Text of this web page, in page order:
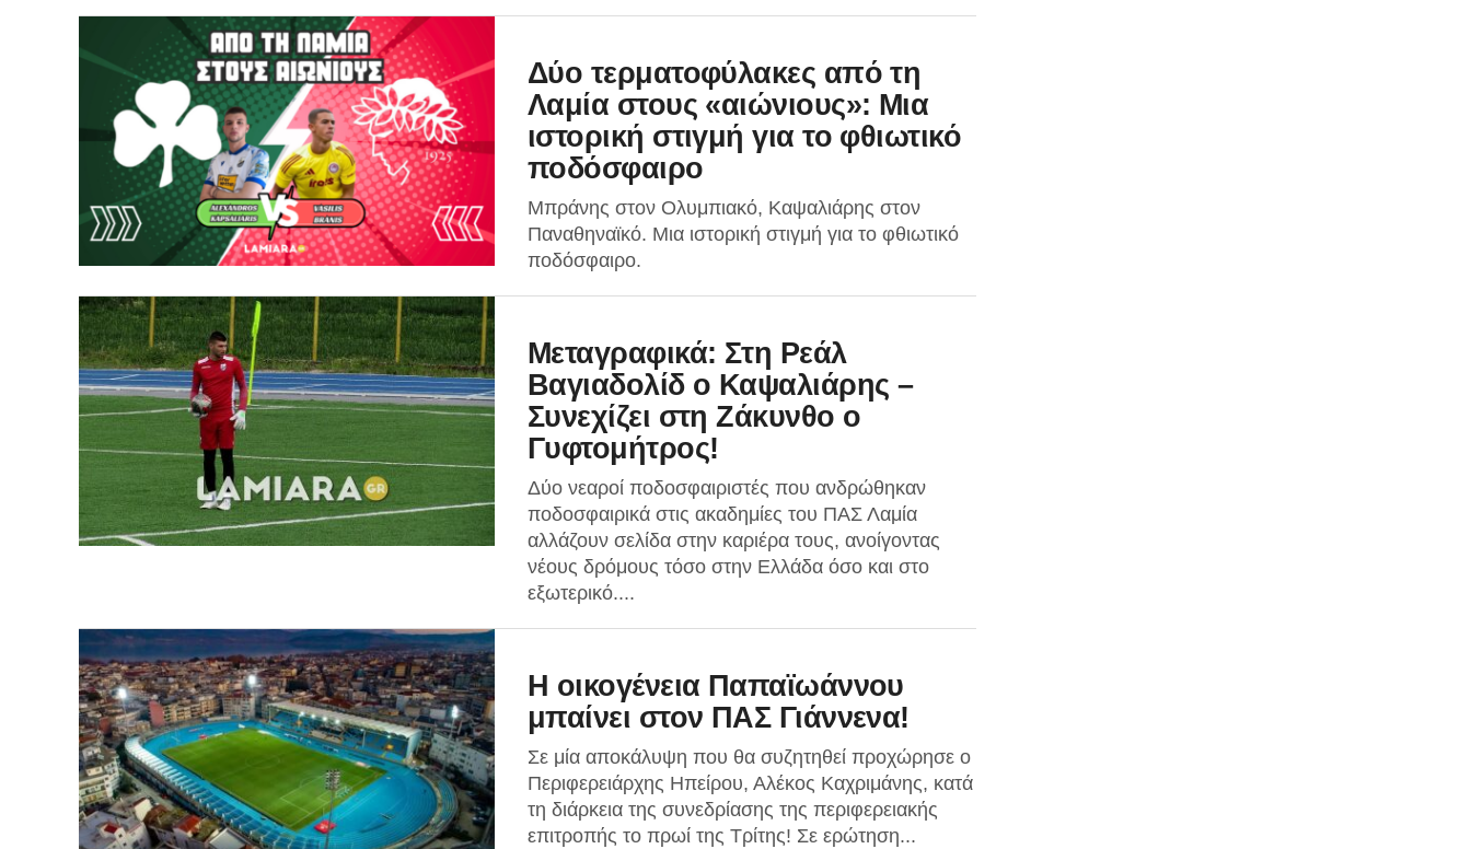
Δύο τερματοφύλακες από τη
Λαμία στους «αιώνιους»: Μια
ιστορική στιγμή για το φθιωτικό
ποδόσφαιρο
Μπράνης στον Ολυμπιακό, Καψαλιάρης στον
Παναθηναϊκό. Μια ιστορική στιγμή για το φθιωτικό
ποδόσφαιρο.
Μεταγραφικά: Στη Ρεάλ
Βαγιαδολίδ ο Καψαλιάρης –
Συνεχίζει στη Ζάκυνθο ο
Γυφτομήτρος!
Δύο νεαροί ποδοσφαιριστές που ανδρώθηκαν
ποδοσφαιρικά στις ακαδημίες του ΠΑΣ Λαμία
αλλάζουν σελίδα στην καριέρα τους, ανοίγοντας
νέους δρόμους τόσο στην Ελλάδα όσο και στο
εξωτερικό....
Η οικογένεια Παπαϊωάννου
μπαίνει στον ΠΑΣ Γιάννενα!
Σε μία αποκάλυψη που θα συζητηθεί προχώρησε ο
Περιφερειάρχης Ηπείρου, Αλέκος Καχριμάνης, κατά
τη διάρκεια της συνεδρίασης της περιφερειακής
επιτροπής το πρωί της Τρίτης! Σε ερώτηση...